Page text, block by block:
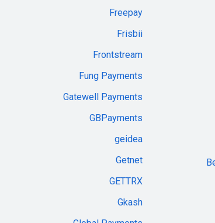
Freepay
Frisbii
Frontstream
Fung Payments
Gatewell Payments
GBPayments
geidea
Getnet
GETTRX
Gkash